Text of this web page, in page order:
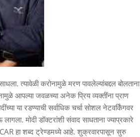
त्यावेळी करोनामुळे मरण पावलेल्यांबद्दल बोलताना
आपल्या जवळच्या अनेक प्रिय व्यक्तींना प्राण
या रडण्याची सर्वाधिक चर्चा सोशल नेटवर्किंगवर
मोदी डॉक्टरांशी संवाद साधताना ज्याप्रकारे
हा शब्द ट्रेण्डमध्ये आहे. शुक्रवारपासून सुरु